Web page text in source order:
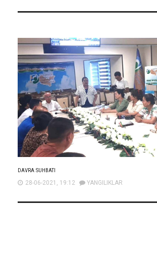
DAVRA SUHBATI
28-06-2021, 19:12 YANGILIKLAR